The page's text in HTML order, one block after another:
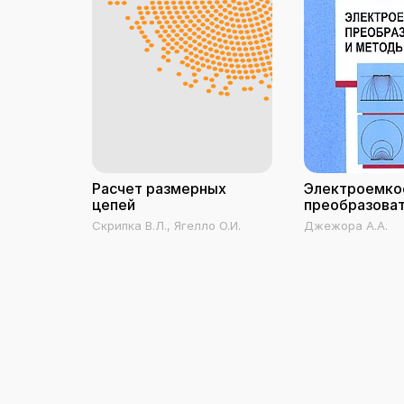
Расчет размерных
цепей
Скрипка В.Л., Ягелло О.И.
методы их
Джежора А.А.